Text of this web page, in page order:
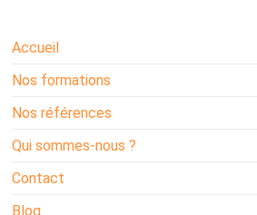
Accueil
Nos formations
Nos références
Qui sommes-nous ?
Contact
Blog